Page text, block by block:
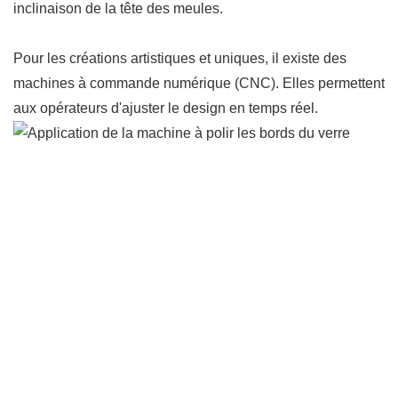
inclinaison de la tête des meules.
Pour les créations artistiques et uniques, il existe des
machines à commande numérique (CNC). Elles permettent
aux opérateurs d'ajuster le design en temps réel.